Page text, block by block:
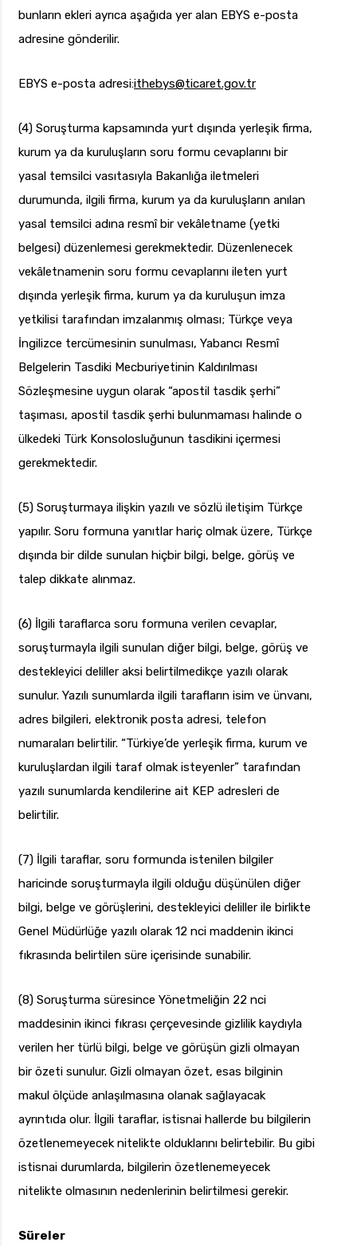
bunların ekleri ayrıca aşağıda yer alan EBYS e-posta
adresine gönderilir.
EBYS e-posta adresi:ithebys@ticaret.gov.tr
(4) Soruşturma kapsamında yurt dışında yerleşik firma,
kurum ya da kuruluşların soru formu cevaplarını bir
yasal temsilci vasıtasıyla Bakanlığa iletmeleri
durumunda, ilgili firma, kurum ya da kuruluşların anılan
yasal temsilci adına resmî bir vekâletname (yetki
belgesi) düzenlemesi gerekmektedir. Düzenlenecek
vekâletnamenin soru formu cevaplarını ileten yurt
dışında yerleşik firma, kurum ya da kuruluşun imza
yetkilisi tarafından imzalanmış olması; Türkçe veya
İngilizce tercümesinin sunulması, Yabancı Resmî
Belgelerin Tasdiki Mecburiyetinin Kaldırılması
Sözleşmesine uygun olarak “apostil tasdik şerhi”
taşıması, apostil tasdik şerhi bulunmaması halinde o
ülkedeki Türk Konsolosluğunun tasdikini içermesi
gerekmektedir.
(5) Soruşturmaya ilişkin yazılı ve sözlü iletişim Türkçe
yapılır. Soru formuna yanıtlar hariç olmak üzere, Türkçe
dışında bir dilde sunulan hiçbir bilgi, belge, görüş ve
talep dikkate alınmaz.
(6) İlgili taraflarca soru formuna verilen cevaplar,
soruşturmayla ilgili sunulan diğer bilgi, belge, görüş ve
destekleyici deliller aksi belirtilmedikçe yazılı olarak
sunulur. Yazılı sunumlarda ilgili tarafların isim ve ünvanı,
adres bilgileri, elektronik posta adresi, telefon
numaraları belirtilir. “Türkiye’de yerleşik firma, kurum ve
kuruluşlardan ilgili taraf olmak isteyenler” tarafından
yazılı sunumlarda kendilerine ait KEP adresleri de
belirtilir.
(7) İlgili taraflar, soru formunda istenilen bilgiler
haricinde soruşturmayla ilgili olduğu düşünülen diğer
bilgi, belge ve görüşlerini, destekleyici deliller ile birlikte
Genel Müdürlüğe yazılı olarak 12 nci maddenin ikinci
fıkrasında belirtilen süre içerisinde sunabilir.
(8) Soruşturma süresince Yönetmeliğin 22 nci
maddesinin ikinci fıkrası çerçevesinde gizlilik kaydıyla
verilen her türlü bilgi, belge ve görüşün gizli olmayan
bir özeti sunulur. Gizli olmayan özet, esas bilginin
makul ölçüde anlaşılmasına olanak sağlayacak
ayrıntıda olur. İlgili taraflar, istisnai hallerde bu bilgilerin
özetlenemeyecek nitelikte olduklarını belirtebilir. Bu gibi
istisnai durumlarda, bilgilerin özetlenemeyecek
nitelikte olmasının nedenlerinin belirtilmesi gerekir.
Süreler